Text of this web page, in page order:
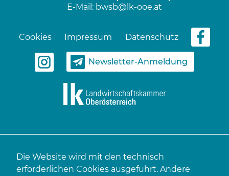
E-Mail: bwsb@lk-ooe.at
Cookies Impressum Datenschutz
Newsletter-Anmeldung
Die Website wird mit den technisch
erforderlichen Cookies ausgeführt. Andere